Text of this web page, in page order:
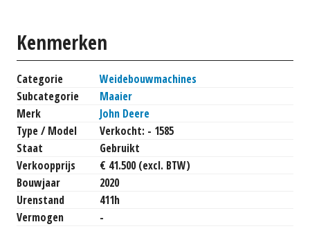
Kenmerken
Categorie
Weidebouwmachines
Subcategorie
Maaier
Merk
John Deere
Type / Model
Verkocht: - 1585
Staat
Gebruikt
Verkoopprijs
€ 41.500 (excl. BTW)
Bouwjaar
2020
Urenstand
411h
Vermogen
-